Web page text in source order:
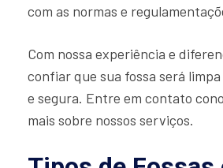
com as normas e
Com nossa experiência e
confiar que sua fossa será
e segura. Entre em contato
mais sobre nossos serviços.